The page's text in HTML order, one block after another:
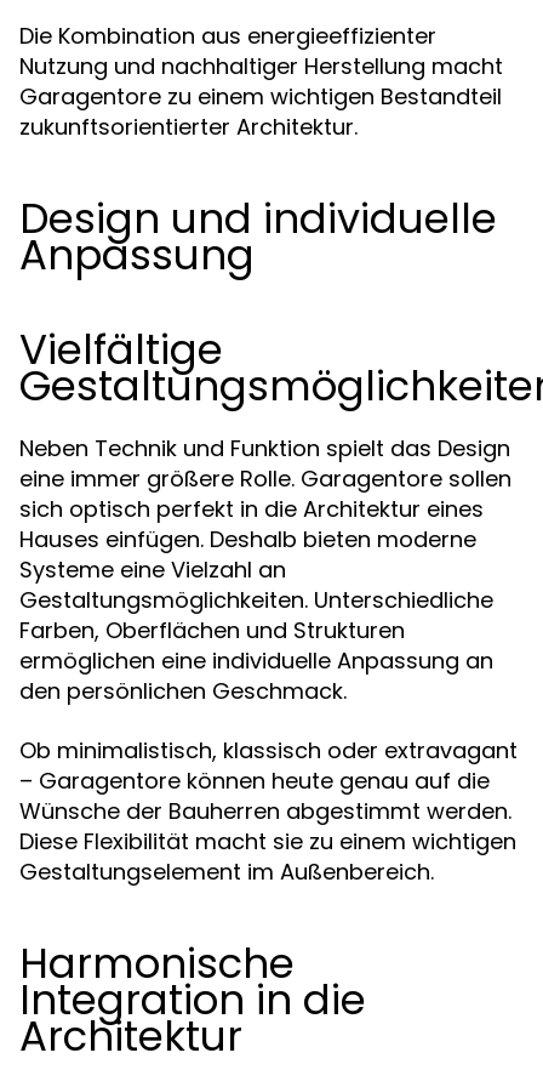
Die Kombination aus energieeffizienter
Nutzung und nachhaltiger Herstellung macht
Garagentore zu einem wichtigen Bestandteil
zukunftsorientierter Architektur.
Design und individuelle
Anpassung
Vielfältige
Neben Technik und Funktion spielt das Design
eine immer größere Rolle. Garagentore sollen
sich optisch perfekt in die Architektur eines
Hauses einfügen. Deshalb bieten moderne
Systeme eine Vielzahl an
Gestaltungsmöglichkeiten. Unterschiedliche
Farben, Oberflächen und Strukturen
ermöglichen eine individuelle Anpassung an
den persönlichen Geschmack.
Ob minimalistisch, klassisch oder extravagant
– Garagentore können heute genau auf die
Wünsche der Bauherren abgestimmt werden.
Diese Flexibilität macht sie zu einem wichtigen
Gestaltungselement im Außenbereich.
Harmonische
Integration in die
Architektur